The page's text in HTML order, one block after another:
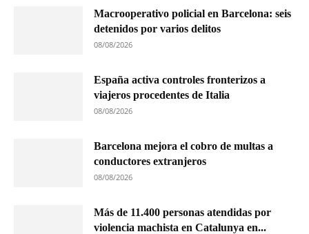
Macrooperativo policial en Barcelona: seis
detenidos por varios delitos
08/08/2026
España activa controles fronterizos a
viajeros procedentes de Italia
08/08/2026
Barcelona mejora el cobro de multas a
conductores extranjeros
08/08/2026
Más de 11.400 personas atendidas por
violencia machista en Catalunya en...